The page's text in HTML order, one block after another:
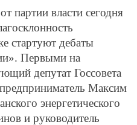
партии власти сегодня
стартуют дебаты
Первыми на
депутат Госсовета
Максим
энергетического
и руководитель